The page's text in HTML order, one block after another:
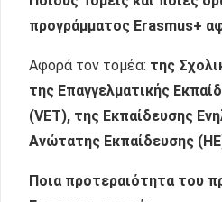
προγράμματος Erasmus+
Αφορά τον τομέα: της
της Επαγγελματικής
(VET), της Εκπαίδευσης
Ανώτατης Εκπαίδευσης
Ποια προτεραιότητα του